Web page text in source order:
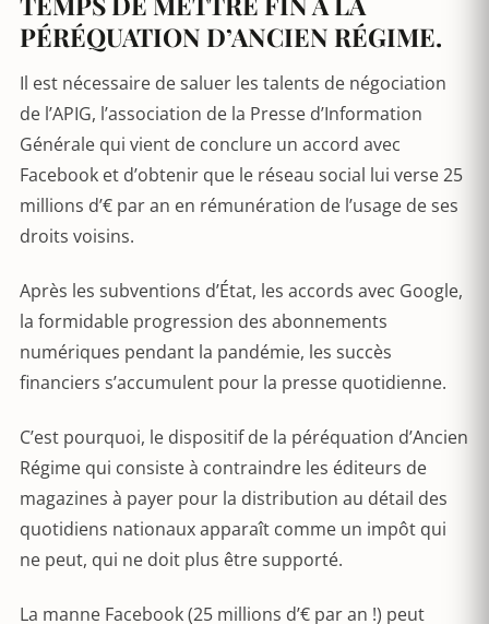
PÉRÉQUATION D’ANCIEN RÉGIME.
Il est nécessaire de saluer les talents de négociation
de l’APIG, l’association de la Presse d’Information
Générale qui vient de conclure un accord avec
Facebook et d’obtenir que le réseau social lui verse 25
millions d’€ par an en rémunération de l’usage de ses
droits voisins.
Après les subventions d’État, les accords avec Google,
la formidable progression des abonnements
numériques pendant la pandémie, les succès
financiers s’accumulent pour la presse quotidienne.
C’est pourquoi, le dispositif de la péréquation d’Ancien
Régime qui consiste à contraindre les éditeurs de
magazines à payer pour la distribution au détail des
quotidiens nationaux apparaît comme un impôt qui
ne peut, qui ne doit plus être supporté.
La manne Facebook (25 millions d’€ par an !) peut